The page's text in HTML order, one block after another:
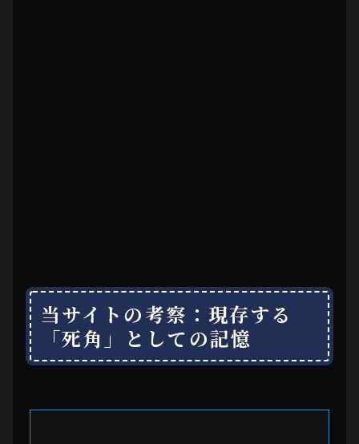
当サイトの考察：現存する
「死角」としての記憶